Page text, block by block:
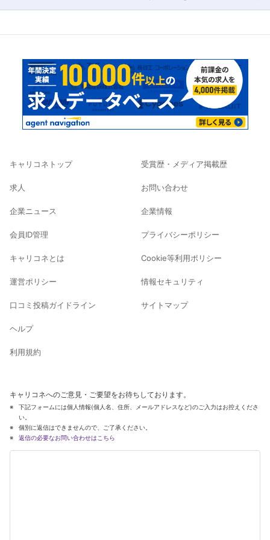
キャリコネトップ
求人
企業ニュース
会員ID管理
キャリコネとは
運営ポリシー
口コミ投稿ガイドライン
ヘルプ
利用規約
受賞歴・メディア掲載歴
お問い合わせ
企業情報
プライバシーポリシー
Cookie等利用ポリシー
情報セキュリティ
サイトマップ
キャリコネへのご意見・ご要望をお待ちしております。
下記フォームには個人情報(個人名、住所、メールアドレスなど)のご入力はお控えくださ
い。
個別に返信はできませんので、ご了承ください。
返信の必要なお問い合わせはこちら